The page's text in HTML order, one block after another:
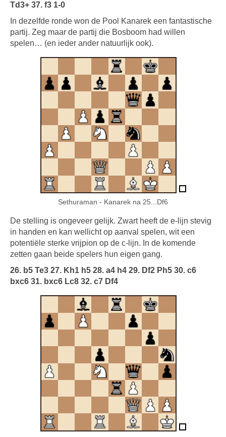
Td3+ 37. f3 1-0
In dezelfde ronde won de Pool Kanarek een fantastische
partij. Zeg maar de partij die Bosboom had willen
spelen… (en ieder ander natuurlijk ook).
Sethuraman - Kanarek na 25...Df6
De stelling is ongeveer gelijk. Zwart heeft de e-lijn stevig
in handen en kan wellicht op aanval spelen, wit een
potentiële sterke vrijpion op de c-lijn. In de komende
zetten gaan beide spelers hun eigen gang.
26. b5 Te3 27. Kh1 h5 28. a4 h4 29. Df2 Ph5 30. c6
bxc6 31. bxc6 Lc8 32. c7 Df4